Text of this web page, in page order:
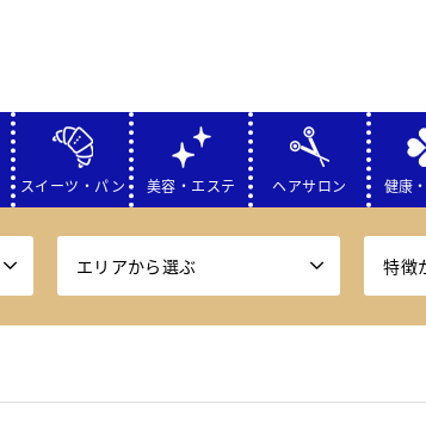
スイーツ・パン 美容・エステ ヘアサロン 健康
エリアから選ぶ 特徴